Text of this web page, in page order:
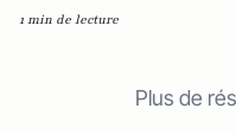
1 min de lecture
Plus de